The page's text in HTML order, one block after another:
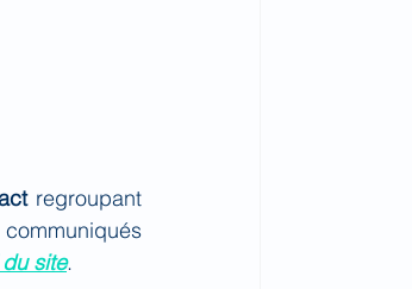
regroupant
site.